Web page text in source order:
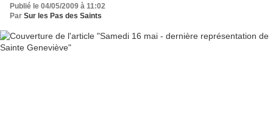
Publié le 04/05/2009 à 11:02
Par Sur les Pas des Saints